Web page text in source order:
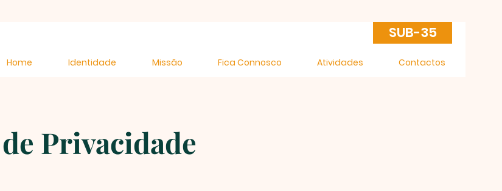
SUB-35
Home Identidade Missão Fica Connosco Atividades Contactos
Privacidade